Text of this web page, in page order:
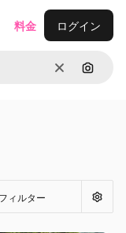
消去 画像で
料金 ログイン
ィルター